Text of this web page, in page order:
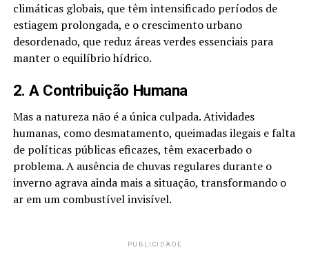
climáticas globais, que têm intensificado períodos de
estiagem prolongada, e o crescimento urbano
desordenado, que reduz áreas verdes essenciais para
manter o equilíbrio hídrico.
2. A Contribuição Humana
Mas a natureza não é a única culpada. Atividades
humanas, como desmatamento, queimadas ilegais e falta
de políticas públicas eficazes, têm exacerbado o
problema. A ausência de chuvas regulares durante o
inverno agrava ainda mais a situação, transformando o
ar em um combustível invisível.
PUBLICIDADE